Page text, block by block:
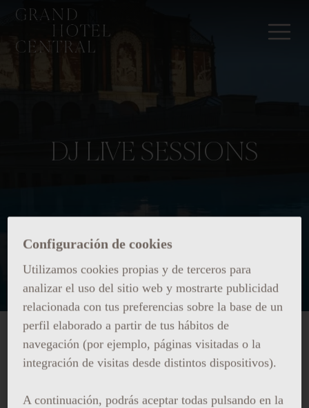
DJ LIVE SESSIONS
DJ LIVE SESSIONS
Configuración de cookies
Utilizamos cookies propias y de terceros para
analizar el uso del sitio web y mostrarte publicidad
relacionada con tus preferencias sobre la base de un
perfil elaborado a partir de tus hábitos de
navegación (por ejemplo, páginas visitadas o la
integración de visitas desde distintos dispositivos).
A continuación, podrás aceptar todas pulsando en la